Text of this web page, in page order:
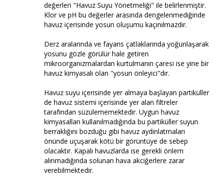
değerleri "Havuz Suyu Yönetmeliği" ile belirlenmiştir.
Klor ve pH bu değerler arasında dengelenmediğinde
havuz içerisinde yosun oluşumu kaçınılmazdır.
Derz aralarında ve fayans çatlaklarında yoğunlaşarak
yosunu gözle görülür hale getiren
mikroorganizmalardan kurtulmanın çaresi ise yine bir
havuz kimyasalı olan "yosun önleyici"dir.
Havuz suyu içerisinde yer almaya başlayan partiküller
de havuz sistemi içerisinde yer alan filtreler
tarafından süzülememektedir. Uygun havuz
kimyasalları kullanılmadığında bu partiküller suyun
berraklığını bozduğu gibi havuz aydınlatmaları
önünde uçuşarak kötü bir görüntüye de sebep
olacaktır. Kapalı havuzlarda ise gerekli önlem
alınmadığında solunan hava akciğerlere zarar
verebilmektedir.